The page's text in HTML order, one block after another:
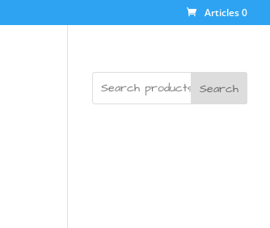
Articles 0
Search